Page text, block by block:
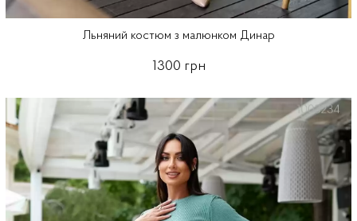
Льняний костюм з малюнком Динар
1300 грн